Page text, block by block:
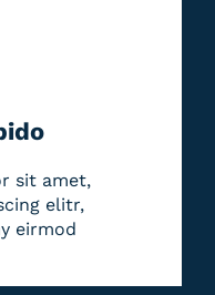
sit amet,
elitr,
eirmod